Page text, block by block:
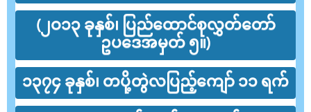
(၂ဝ၁၃ ခုနှစ်၊ ပြည်ထောင်စုလွှတ်တော်
ဥပဒေအမှတ် ၅။)
၁၃၇၄ ခုနှစ်၊ တပို့တွဲလပြည့်ကျော် ၁၁ ရက်